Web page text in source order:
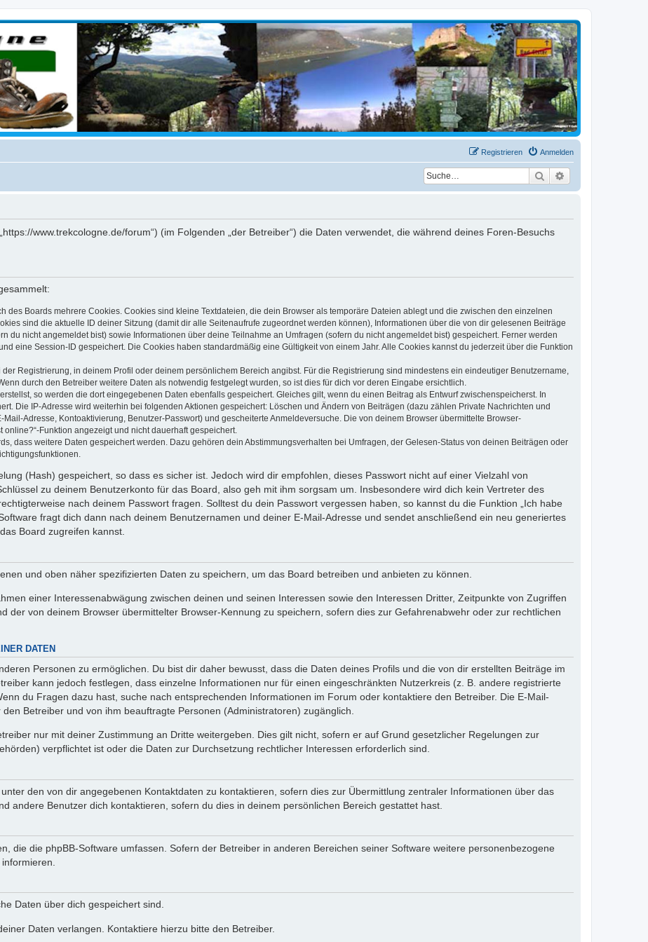
Anmelden
Registrieren
Suche
www.trekcologne.de/forum“) (im Folgenden „der Betreiber“) die Daten verwendet, die während deines Foren-Besuchs
des Boards mehrere Cookies. Cookies sind kleine Textdateien, die dein Browser als temporäre Dateien ablegt und die zwischen den einzelnen
sind die aktuelle ID deiner Sitzung (damit dir alle Seitenaufrufe zugeordnet werden können), Informationen über die von dir gelesenen Beiträge
du nicht angemeldet bist) sowie Informationen über deine Teilnahme an Umfragen (sofern du nicht angemeldet bist) gespeichert. Ferner werden
eine Session-ID gespeichert. Die Cookies haben standardmäßig eine Gültigkeit von einem Jahr. Alle Cookies kannst du jederzeit über die Funktion
Registrierung, in deinem Profil oder deinem persönlichem Bereich angibst. Für die Registrierung sind mindestens ein eindeutiger Benutzername,
durch den Betreiber weitere Daten als notwendig festgelegt wurden, so ist dies für dich vor deren Eingabe ersichtlich.
so werden die dort eingegebenen Daten ebenfalls gespeichert. Gleiches gilt, wenn du einen Beitrag als Entwurf zwischenspeicherst. In
Die IP-Adresse wird weiterhin bei folgenden Aktionen gespeichert: Löschen und Ändern von Beiträgen (dazu zählen Private Nachrichten und
Adresse, Kontoaktivierung, Benutzer-Passwort) und gescheiterte Anmeldeversuche. Die von deinem Browser übermittelte Browser-
online?“-Funktion angezeigt und nicht dauerhaft gespeichert.
dass weitere Daten gespeichert werden. Dazu gehören dein Abstimmungsverhalten bei Umfragen, der Gelesen-Status von deinen Beiträgen oder
(Hash) gespeichert, so dass es sicher ist. Jedoch wird dir empfohlen, dieses Passwort nicht auf einer Vielzahl von
zu deinem Benutzerkonto für das Board, also geh mit ihm sorgsam um. Insbesondere wird dich kein Vertreter des
nach deinem Passwort fragen. Solltest du dein Passwort vergessen haben, so kannst du die Funktion „Ich habe
fragt dich dann nach deinem Benutzernamen und deiner E-Mail-Adresse und sendet anschließend ein neu generiertes
Board zugreifen kannst.
und oben näher spezifizierten Daten zu speichern, um das Board betreiben und anbieten zu können.
einer Interessenabwägung zwischen deinen und seinen Interessen sowie den Interessen Dritter, Zeitpunkte von Zugriffen
der von deinem Browser übermittelter Browser-Kennung zu speichern, sofern dies zur Gefahrenabwehr oder zur rechtlichen
DATEN
Personen zu ermöglichen. Du bist dir daher bewusst, dass die Daten deines Profils und die von dir erstellten Beiträge im
kann jedoch festlegen, dass einzelne Informationen nur für einen eingeschränkten Nutzerkreis (z. B. andere registrierte
du Fragen dazu hast, suche nach entsprechenden Informationen im Forum oder kontaktiere den Betreiber. Die E-Mail-
Betreiber und von ihm beauftragte Personen (Administratoren) zugänglich.
nur mit deiner Zustimmung an Dritte weitergeben. Dies gilt nicht, sofern er auf Grund gesetzlicher Regelungen zur
verpflichtet ist oder die Daten zur Durchsetzung rechtlicher Interessen erforderlich sind.
den von dir angegebenen Kontaktdaten zu kontaktieren, sofern dies zur Übermittlung zentraler Informationen über das
andere Benutzer dich kontaktieren, sofern du dies in deinem persönlichen Bereich gestattet hast.
die die phpBB-Software umfassen. Sofern der Betreiber in anderen Bereichen seiner Software weitere personenbezogene
Daten über dich gespeichert sind.
Daten verlangen. Kontaktiere hierzu bitte den Betreiber.